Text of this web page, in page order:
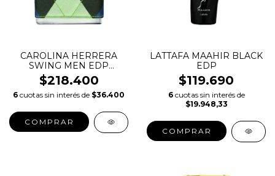
CAROLINA HERRERA
SWING MEN EDP
EDICION LIMITADA
$218.400
6 cuotas sin interés de $36.400
COMPRAR
LATTAFA MAAHIR BLACK
EDP
$119.690
6 cuotas sin interés de
$19.948,33
COMPRAR